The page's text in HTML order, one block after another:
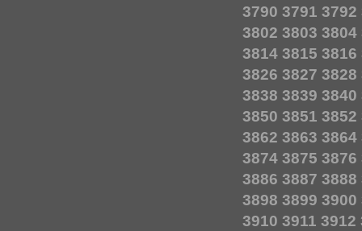
3790 3791 3792
3802 3803 3804
3814 3815 3816
3826 3827 3828
3838 3839 3840
3850 3851 3852
3862 3863 3864
3874 3875 3876
3886 3887 3888
3898 3899 3900
3910 3911 3912